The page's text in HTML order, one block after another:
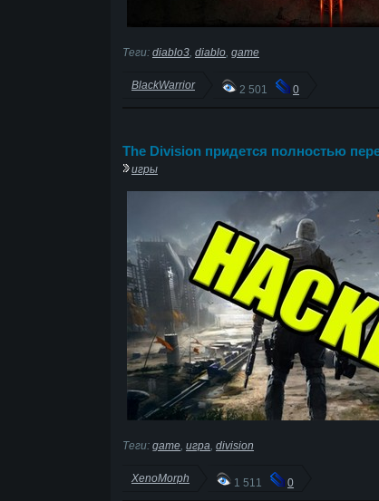
Теги: diablo3 diablo game
BlackWarrior 2 501 0
The Division придется полностью
игры
Теги: game игра division
XenoMorph 1 511 0